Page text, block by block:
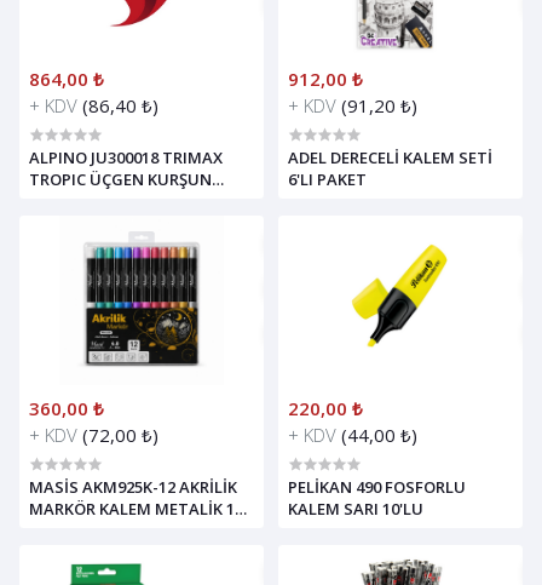
864,00 ₺
+ KDV (86,40 ₺)
ALPINO JU300018 TRIMAX
TROPIC ÜÇGEN KURŞUN
912,00 ₺
+ KDV (91,20 ₺)
ADEL DERECELİ KALEM SETİ
6'LI PAKET
360,00 ₺
+ KDV (72,00 ₺)
MASİS AKM925K-12 AKRİLİK
MARKÖR KALEM METALİK 12
220,00 ₺
+ KDV (44,00 ₺)
PELİKAN 490 FOSFORLU
KALEM SARI 10'LU